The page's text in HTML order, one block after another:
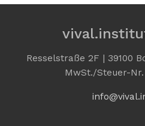
Resselstraße 2F | 39100
MwSt./Steuer-Nr.